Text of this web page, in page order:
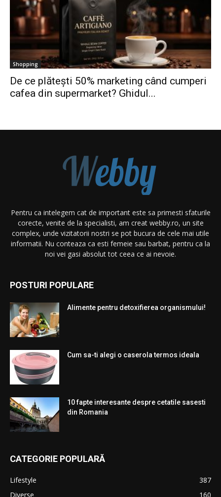
Shopping
De ce plătești 50% marketing când cumperi
cafea din supermarket? Ghidul...
Pentru ca intelegem cat de important este sa primesti sfaturile
corecte, venite de la specialisti, am creat webby.ro, un site
complex, unde vizitatorii nostri se pot bucura de cele mai utile
informatii. Nu conteaza ca esti femeie sau barbat, pentru ca la
noi vei gasi absolut tot ceea ce ai nevoie.
POSTURI POPULARE
Alimente pentru detoxifierea organismului!
Cum sa-ti alegi o caserola termos ideala
10 fapte interesante despre cetatile sasesti
din Romania
CATEGORIE POPULARĂ
Lifestyle
387
Diverse
160